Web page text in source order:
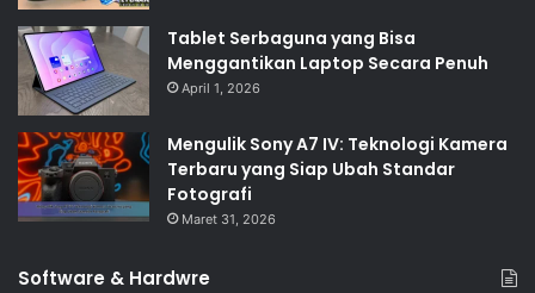
Tablet Serbaguna yang Bisa
Menggantikan Laptop Secara Penuh
April 1, 2026
Mengulik Sony A7 IV: Teknologi Kamera
Terbaru yang Siap Ubah Standar
Fotografi
Maret 31, 2026
Software & Hardwre